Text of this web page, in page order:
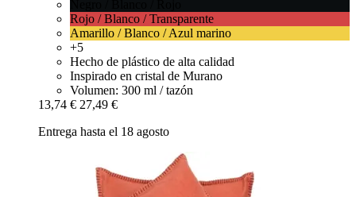
Rojo / Blanco / Transparente
Amarillo / Blanco / Azul marino
+5
Hecho de plástico de alta calidad
Inspirado en cristal de Murano
Volumen: 300 ml / tazón
13,74 € 27,49 €
Entrega hasta el 18 agosto